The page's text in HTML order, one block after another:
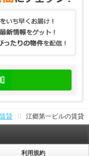
貸 江郷第一ビルの賃貸
利用規約